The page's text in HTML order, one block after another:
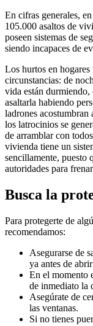
En cifras generales,
105.000 asaltos de
poseen sistemas de
siendo incapaces de
Los hurtos en
circunstancias: de
vida están
asaltarla habiendo
ladrones acostumbran
los latrocinios se
de arramblar con
vivienda tiene un
sencillamente, puesto
autoridades para
Busca la
Para protegerte de
recomendamos:
Asegurarse de
ya antes de
En el momento
de inmediato la
Asegúrate de
las ventanas.
Si no tienes